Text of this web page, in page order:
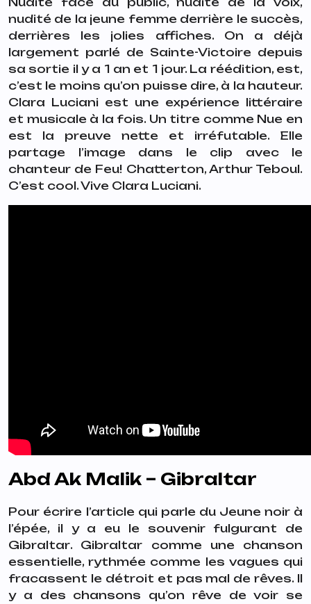
nudité de la jeune femme derrière le succès,
derrières les jolies affiches. On a déjà
largement parlé de Sainte-Victoire depuis
sa sortie il y a 1 an et 1 jour. La réédition, est,
c’est le moins qu’on puisse dire, à la hauteur.
Clara Luciani est une expérience littéraire
et musicale à la fois. Un titre comme Nue en
est la preuve nette et irréfutable. Elle
partage l’image dans le clip avec le
chanteur de Feu! Chatterton, Arthur Teboul.
C’est cool. Vive Clara Luciani.
Abd Ak Malik – Gibraltar
Pour écrire l’article qui parle du Jeune noir à
l’épée, il y a eu le souvenir fulgurant de
Gibraltar. Gibraltar comme une chanson
essentielle, rythmée comme les vagues qui
fracassent le détroit et pas mal de rêves. Il
y a des chansons qu’on rêve de voir se